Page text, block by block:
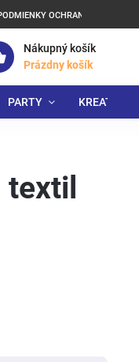
OCHRANY
Nákupný košík
Prázdny košík
PARTY